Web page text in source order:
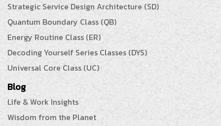
Strategic Service Design Architecture (SD)
Quantum Boundary Class (QB)
Energy Routine Class (ER)
Decoding Yourself Series Classes (DYS)
Universal Core Class (UC)
Blog
Life & Work Insights
Wisdom from the Planet